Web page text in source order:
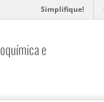
Simplifique!
e